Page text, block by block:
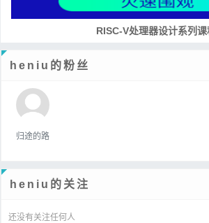
RISC-V处理器设计系列课
heniu的粉丝
归途的路
heniu的关注
还没有关注任何人